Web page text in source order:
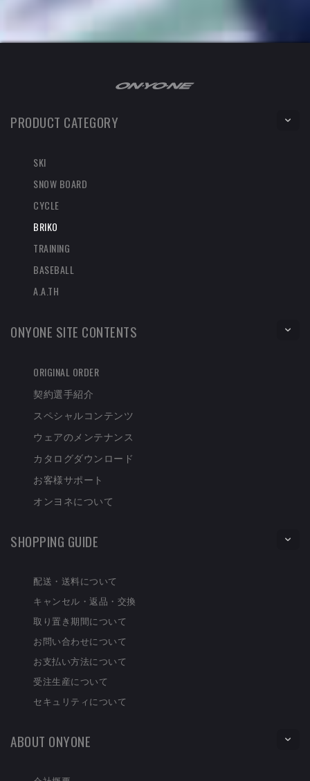
PRODUCT CATEGORY
SKI
SNOW BOARD
CYCLE
BRIKO
TRAINING
BASEBALL
A.A.TH
ONYONE SITE CONTENTS
ORIGINAL ORDER
契約選手紹介
スペシャルコンテンツ
ウェアのメンテナンス
カタログダウンロード
お客様サポート
オンヨネについて
SHOPPING GUIDE
配送・送料について
キャンセル・返品・交換
取り置き期間について
お問い合わせについて
お支払い方法について
受注生産について
セキュリティについて
ABOUT ONYONE